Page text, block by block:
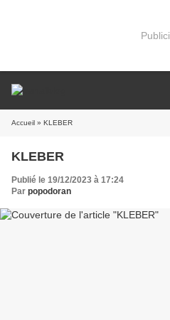
Accueil » KLEBER
KLEBER
Publié le 19/12/2023 à 17:24
Par popodoran